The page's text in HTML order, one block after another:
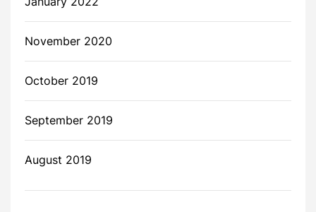
November 2020
October 2019
September 2019
August 2019